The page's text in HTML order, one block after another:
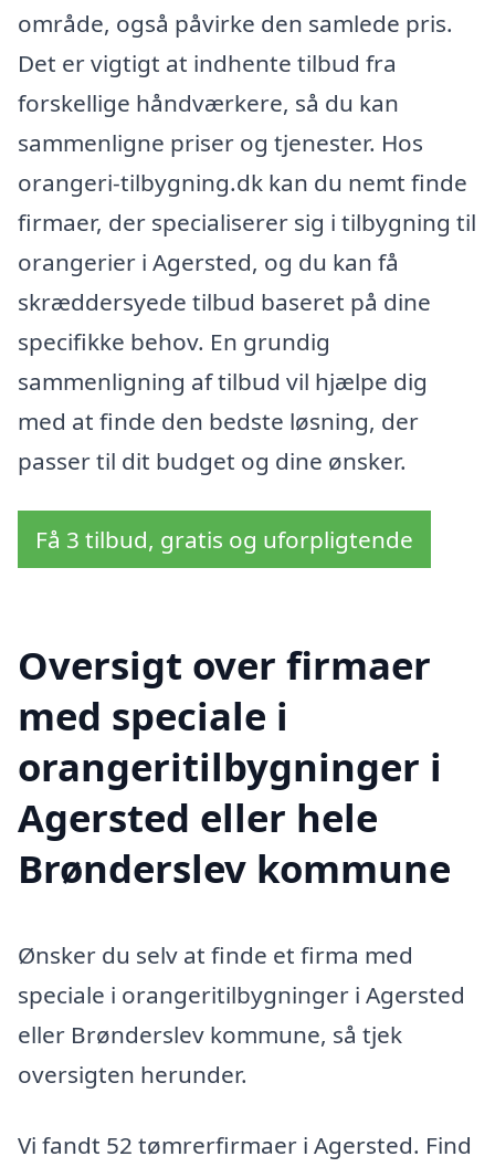
område, også påvirke den samlede pris.
Det er vigtigt at indhente tilbud fra
forskellige håndværkere, så du kan
sammenligne priser og tjenester. Hos
orangeri-tilbygning.dk kan du nemt finde
firmaer, der specialiserer sig i tilbygning til
orangerier i Agersted, og du kan få
skræddersyede tilbud baseret på dine
specifikke behov. En grundig
sammenligning af tilbud vil hjælpe dig
med at finde den bedste løsning, der
passer til dit budget og dine ønsker.
Få 3 tilbud, gratis og uforpligtende
Oversigt over firmaer
med speciale i
orangeritilbygninger i
Agersted eller hele
Brønderslev kommune
Ønsker du selv at finde et firma med
speciale i orangeritilbygninger i Agersted
eller Brønderslev kommune, så tjek
oversigten herunder.
Vi fandt 52 tømrerfirmaer i Agersted. Find